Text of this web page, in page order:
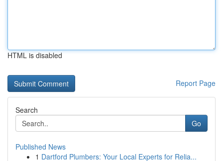
HTML is disabled
Report Page
Search
Go
Published News
1 Dartford Plumbers: Your Local Experts for Relia...